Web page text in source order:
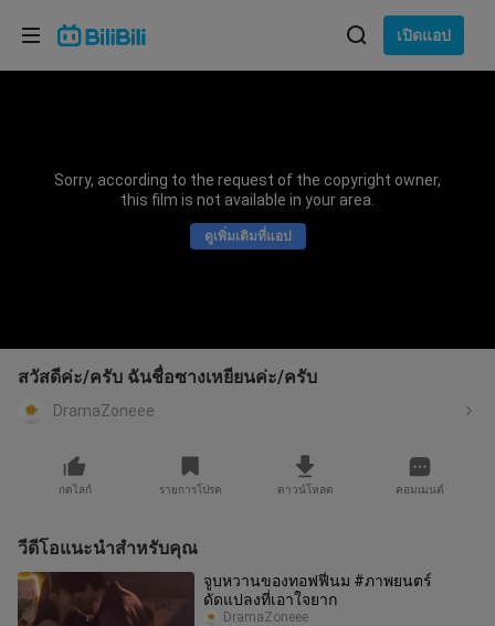
เปิดแอป
Sorry, according to the request of the copyright owner,
this film is not available in your area.
ดูเพิ่มเติมที่แอป
สวัสดีค่ะ/ครับ ฉันชื่อซางเหยียนค่ะ/ครับ
DramaZoneee
กดไลก์ รายการโปรด ดาวน์โหลด คอมเมนต์
วีดีโอแนะนำสำหรับคุณ
จูบหวานของทอฟฟี่นม #ภาพยนตร์
ดัดแปลงที่เอาใจยาก
DramaZoneee
เลือกภาษา